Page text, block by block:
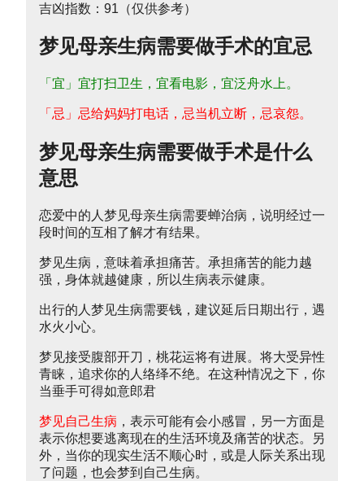
吉凶指数：91（仅供参考）
梦见母亲生病需要做手术的宜忌
「宜」宜打扫卫生，宜看电影，宜泛舟水上。
「忌」忌给妈妈打电话，忌当机立断，忌哀怨。
梦见母亲生病需要做手术是什么
意思
恋爱中的人梦见母亲生病需要蝉治病，说明经过一
段时间的互相了解才有结果。
梦见生病，意味着承担痛苦。承担痛苦的能力越
强，身体就越健康，所以生病表示健康。
出行的人梦见生病需要钱，建议延后日期出行，遇
水火小心。
梦见接受腹部开刀，桃花运将有进展。将大受异性
青睐，追求你的人络绎不绝。在这种情况之下，你
当垂手可得如意郎君
梦见自己生病 ，表示可能有会小感冒，另一方面是
表示你想要逃离现在的生活环境及痛苦的状态。另
外，当你的现实生活不顺心时，或是人际关系出现
了问题，也会梦到自己生病。